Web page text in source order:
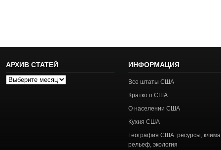
АРХИВ СТАТЕЙ
Архив
ИНФОРМАЦИЯ
Все штаты США
Кратко о США
О населении США
Кухня США
География США: ресурсы,
рельеф, экология